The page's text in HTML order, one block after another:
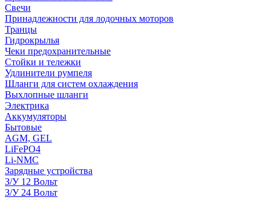
Свечи
Принадлежности для лодочных моторов
Транцы
Гидрокрылья
Чеки предохранительные
Стойки и тележки
Удлинители румпеля
Шланги для систем охлаждения
Выхлопные шланги
Электрика
Аккумуляторы
Бытовые
AGM, GEL
LiFePO4
Li-NMC
Зарядные устройства
З/У 12 Вольт
З/У 24 Вольт